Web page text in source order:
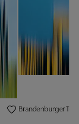
Brandenburger Tor